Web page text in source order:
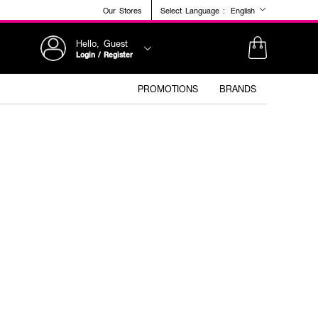
Our Stores Select Language : English
Hello, Guest
Login / Register
PROMOTIONS BRANDS